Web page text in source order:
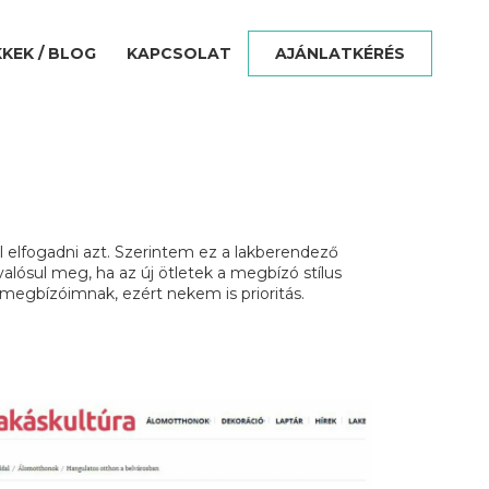
/ BLOG KAPCSOLAT AJÁNLATKÉRÉS
azt. Szerintem ez a lakberendező
meg, ha az új ötletek a megbízó stílus
ezért nekem is prioritás.